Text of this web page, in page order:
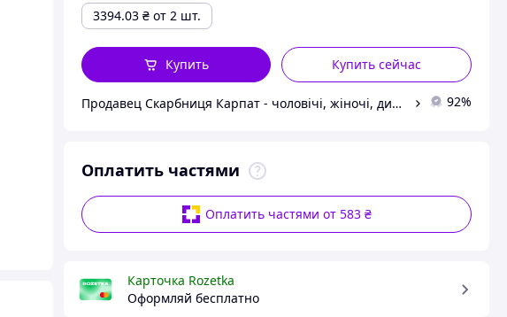
3394.03 ₴ от 2 шт.
Купить сейчас
Купить
Продавец Скарбниця Карпат - чоловічі, жіночі, дитячі вишиванки, гердани, ручної роботи 92%
Оплатить частями
Оплатить частями от 583 ₴
Карточка Rozetka
Оформляй бесплатно